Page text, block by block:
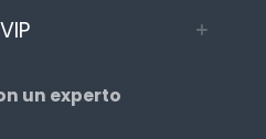
un experto